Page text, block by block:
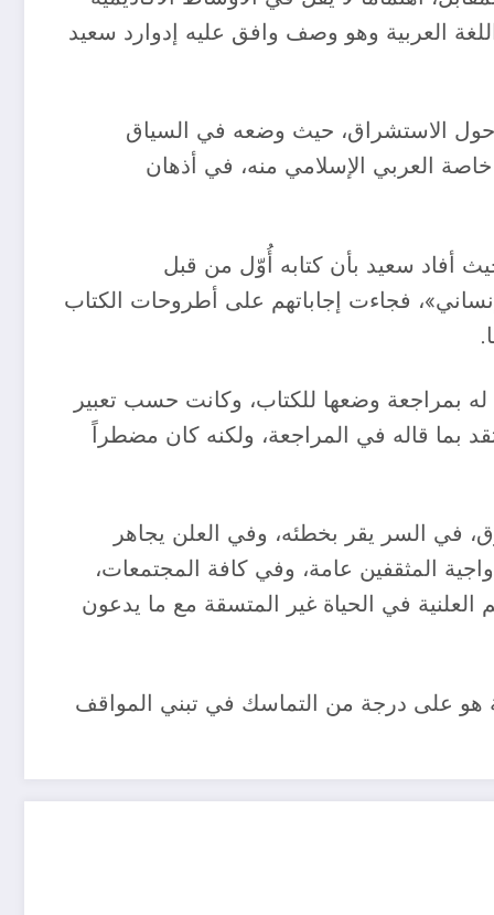
العربية وهو وصف وافق عليه إدوارد سعيد
حول الاستشراق، حيث وضعه في السياق
العربي الإسلامي منه، في أذهان
أفاد سعيد بأن كتابه أُوّل من قبل
فجاءت إجاباتهم على أطروحات الكتاب
بمراجعة وضعها للكتاب، وكانت حسب تعبير
بما قاله في المراجعة، ولكنه كان مضطراً
في السر يقر بخطئه، وفي العلن يجاهر
المثقفين عامة، وفي كافة المجتمعات،
العلنية في الحياة غير المتسقة مع ما يدعون
على درجة من التماسك في تبني المواقف